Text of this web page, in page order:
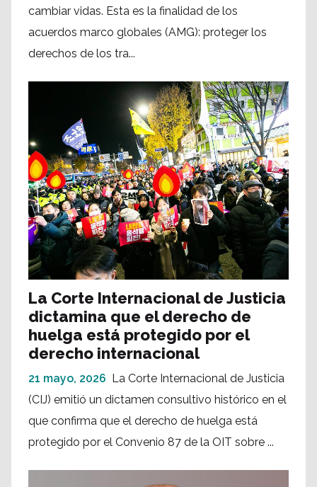
cambiar vidas. Esta es la finalidad de los
acuerdos marco globales (AMG): proteger los
derechos de los tra...
La Corte Internacional de Justicia
dictamina que el derecho de
huelga está protegido por el
derecho internacional
21 mayo, 2026
La Corte Internacional de Justicia
(CIJ) emitió un dictamen consultivo histórico en el
que confirma que el derecho de huelga está
protegido por el Convenio 87 de la OIT sobre ...